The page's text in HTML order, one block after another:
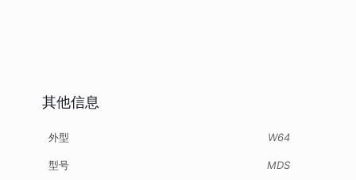
其他信息
外型 W64
型号 MDS